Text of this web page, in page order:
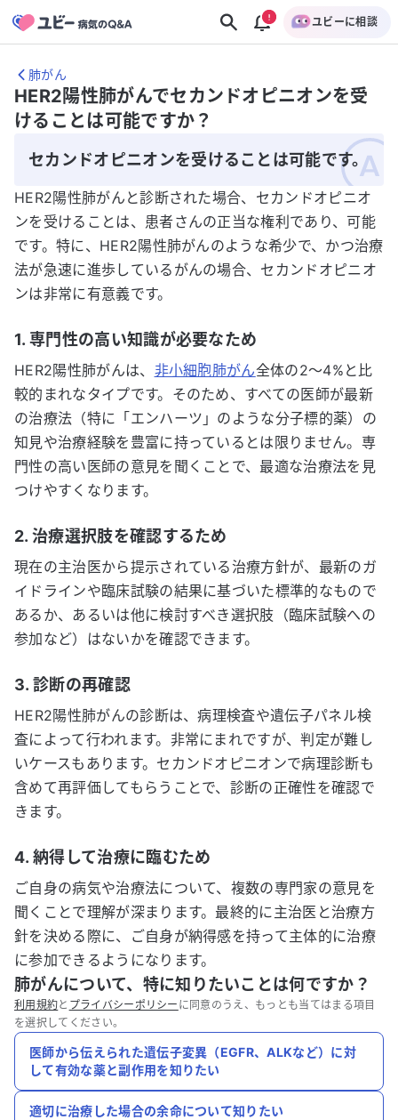
ユビーに相談
肺がん
HER2陽性肺がんでセカンドオピニオンを受
けることは可能ですか？
セカンドオピニオンを受けることは可能です。
HER2陽性肺がんと診断された場合、セカンドオピニオ
ンを受けることは、患者さんの正当な権利であり、可能
です。特に、HER2陽性肺がんのような希少で、かつ治療
法が急速に進歩しているがんの場合、セカンドオピニオ
ンは非常に有意義です。
1. 専門性の高い知識が必要なため
HER2陽性肺がんは、 非小細胞肺がん全体の2～4%と比
較的まれなタイプです。そのため、すべての医師が最新
の治療法（特に「エンハーツ」のような分子標的薬）の
知見や治療経験を豊富に持っているとは限りません。専
門性の高い医師の意見を聞くことで、最適な治療法を見
つけやすくなります。
2. 治療選択肢を確認するため
現在の主治医から提示されている治療方針が、最新のガ
イドラインや臨床試験の結果に基づいた標準的なもので
あるか、あるいは他に検討すべき選択肢（臨床試験への
参加など）はないかを確認できます。
3. 診断の再確認
HER2陽性肺がんの診断は、病理検査や遺伝子パネル検
査によって行われます。非常にまれですが、判定が難し
いケースもあります。セカンドオピニオンで病理診断も
含めて再評価してもらうことで、診断の正確性を確認で
きます。
4. 納得して治療に臨むため
ご自身の病気や治療法について、複数の専門家の意見を
聞くことで理解が深まります。最終的に主治医と治療方
針を決める際に、ご自身が納得感を持って主体的に治療
に参加できるようになります。
肺がんについて、特に知りたいことは何ですか？
利用規約と プライバシーポリシー に同意のうえ、もっとも当てはまる項目
を選択してください。
医師から伝えられた遺伝子変異（EGFR、ALKなど）に対
して有効な薬と副作用を知りたい
適切に治療した場合の余命について知りたい